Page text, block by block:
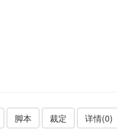
脚本 裁定 详情(0)